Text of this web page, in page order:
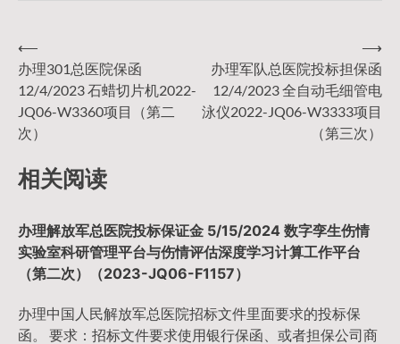
文
章
导
⟵
办理301总医院保函
12/4/2023 石蜡切片机2022-
JQ06-W3360项目（第二
次）
办理军队总医院投标担保函
12/4/2023 全自动毛细管电
泳仪2022-JQ06-W3333项目
（第三次）
⟶
相关阅读
办理解放军总医院投标保证金 5/15/2024 数字孪生伤情
实验室科研管理平台与伤情评估深度学习计算工作平台
（第二次）（2023-JQ06-F1157）
办理中国人民解放军总医院招标文件里面要求的投标保
函。 要求：招标文件要求使用银行保函、或者担保公司商